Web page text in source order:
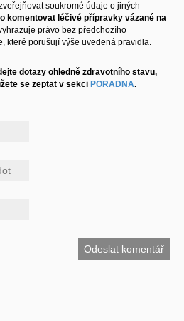
soukromé údaje o jiných
komentovat léčivé přípravky vázané na
právo bez předchozího
které porušují výše uvedená pravidla.
dotazy ohledně zdravotního stavu,
se zeptat v sekci PORADNA.